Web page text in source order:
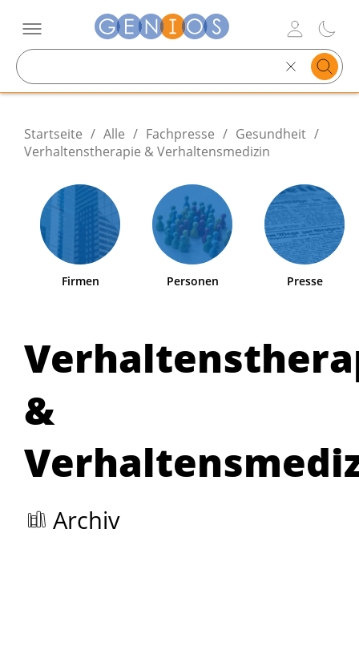
text
Startseite / Alle / Fachpresse / Gesundheit /
Verhaltenstherapie & Verhaltensmedizin
Firmen Personen Presse
&
Archiv